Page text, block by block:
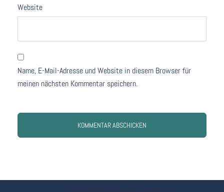
Website
Name, E-Mail-Adresse und Website in diesem Browser für
meinen nächsten Kommentar speichern.